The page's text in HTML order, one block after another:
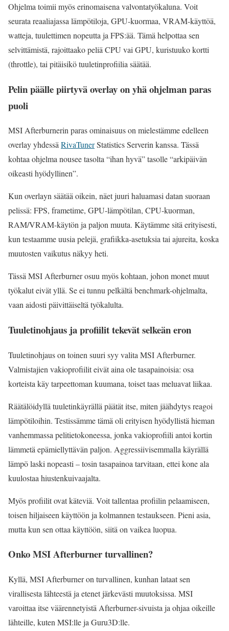
Ohjelma toimii myös erinomaisena valvontatyökaluna. Voit
seurata reaaliajassa lämpötiloja, GPU-kuormaa, VRAM-käyttöä,
watteja, tuulettimen nopeutta ja FPS:ää. Tämä helpottaa sen
selvittämistä, rajoittaako peliä CPU vai GPU, kuristuuko kortti
(throttle), tai pitäisikö tuuletinprofiilia säätää.
Pelin päälle piirtyvä overlay on yhä ohjelman paras
puoli
MSI Afterburnerin paras ominaisuus on mielestämme edelleen
overlay yhdessäRivaTunerStatistics Serverin kanssa. Tässä
kohtaa ohjelma nousee tasolta “ihan hyvä” tasolle “arkipäivän
oikeasti hyödyllinen”.
Kun overlayn säätää oikein, näet juuri haluamasi datan suoraan
pelissä: FPS, frametime, GPU-lämpötilan, CPU-kuorman,
RAM/VRAM-käytön ja paljon muuta. Käytämme sitä erityisesti,
kun testaamme uusia pelejä, grafiikka-asetuksia tai ajureita, koska
muutosten vaikutus näkyy heti.
Tässä MSI Afterburner osuu myös kohtaan, johon monet muut
työkalut eivät yllä. Se ei tunnu pelkältä benchmark-ohjelmalta,
vaan aidosti päivittäiseltä työkalulta.
Tuuletinohjaus ja profiilit tekevät selkeän eron
Tuuletinohjaus on toinen suuri syy valita MSI Afterburner.
Valmistajien vakio­profiilit eivät aina ole tasapainoisia: osa
korteista käy tarpeettoman kuumana, toiset taas meluavat liikaa.
Räätälöidyllä tuuletinkäyrällä päätät itse, miten jäähdytys reagoi
lämpötiloihin. Testissämme tämä oli erityisen hyödyllistä hieman
vanhemmassa pelitietokoneessa, jonka vakioprofiili antoi kortin
lämmetä epämiellyttävän paljon. Aggressiivisemmalla käyrällä
lämpö laski nopeasti – tosin tasapainoa tarvitaan, ettei kone ala
kuulostaa hiustenkuivaajalta.
Myös profiilit ovat käteviä. Voit tallentaa profiilin pelaamiseen,
toisen hiljaiseen käyttöön ja kolmannen testaukseen. Pieni asia,
mutta kun sen ottaa käyttöön, siitä on vaikea luopua.
Onko MSI Afterburner turvallinen?
Kyllä, MSI Afterburner on turvallinen, kunhan lataat sen
virallisesta lähteestä ja etenet järkevästi muutoksissa. MSI
varoittaa itse väärennetyistä Afterburner-sivuista ja ohjaa oikeille
lähteille, kuten MSI:lle ja Guru3D:lle.